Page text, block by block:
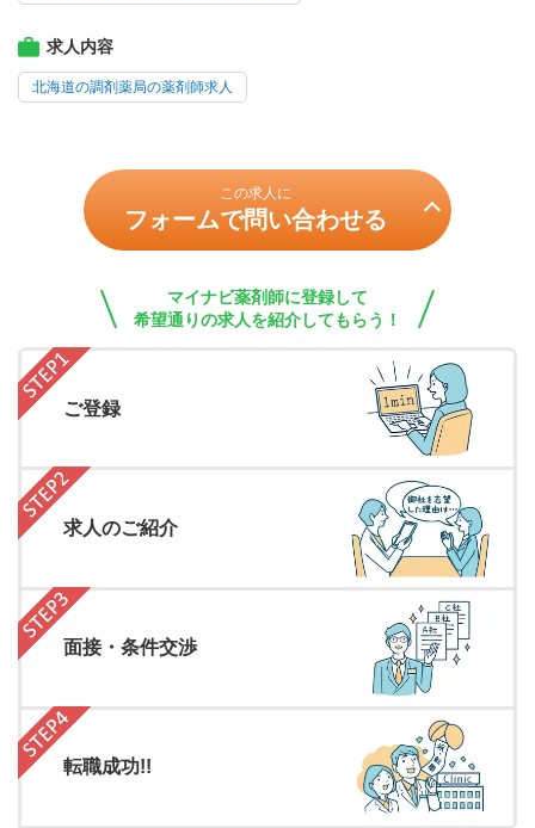
求人内容
北海道の調剤薬局の薬剤師求人
この求人に
フォームで問い合わせる
マイナビ薬剤師に登録して
希望通りの求人を紹介してもらう！
ご登録
求人のご紹介
面接・条件交渉
転職成功!!